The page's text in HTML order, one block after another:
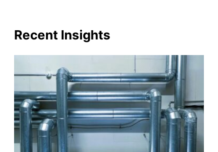
Recent Insights